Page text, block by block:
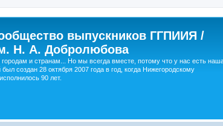
выпускников ГГПИИЯ /
Н. А. Добролюбова
и странам... Но мы всегда вместе, потому что у нас есть
создан 28 октября 2007 года в год, когда Нижегородскому
90 лет.